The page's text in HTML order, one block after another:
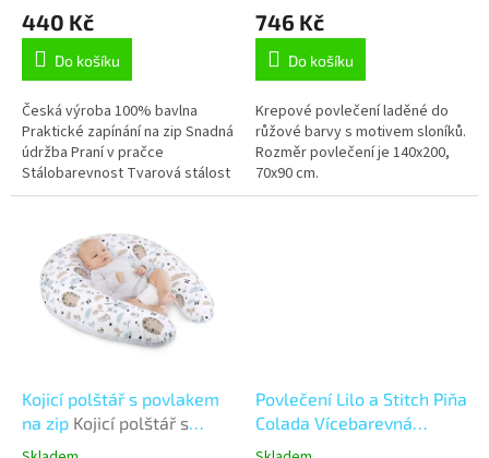
440 Kč
Do košíku
Česká výroba 100% bavlna
Praktické zapínání na zip Snadná
údržba Praní v pračce
Stálobarevnost Tvarová stálost
746 Kč
Do košíku
Krepové povlečení laděné do
růžové barvy s motivem sloníků.
Rozměr povlečení je 140x200,
70x90 cm.
Kojicí polštář s povlakem
na zip Kojicí polštář s
povlakem na zip - po
Povlečení Lilo a Stitch Piňa
Colada Vícebarevná
140x200, 70x90 cm